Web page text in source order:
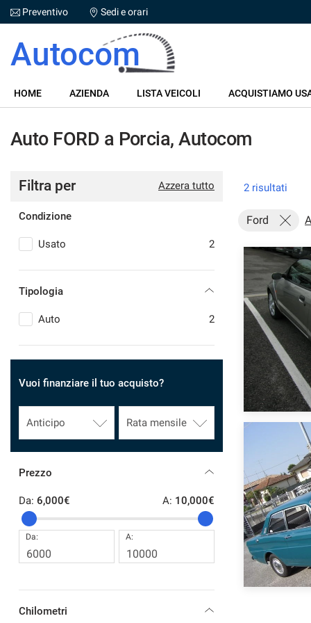
HOME
AZIENDA
LISTA VEICOLI
ACQUISTIAMO USATO
SERVIZI
DICONO DI NOI
Preventivo Sedi e orari
Autocom
HOME AZIENDA LISTA VEICOLI ACQUISTIAMO
Auto FORD a Porcia, Autocom
Azzera tutto
Filtra per
Condizione
Usato 2
Tipologia
Auto 2
Vuoi finanziare il tuo acquisto?
Prezzo
Da: 6,000€ A: 10,000€
Da: A:
Chilometri
2 risultati
Ford
Le
preferenze
Il
pannello
ti
di
esprimere
tue
di
alle
tecnologie
tracciamento
che
adottiamo
per
le
svolgere
le
attività
di
descritte.
Per
ottenere
maggiori
informazioni
sull'utilità
sul
funzionamento